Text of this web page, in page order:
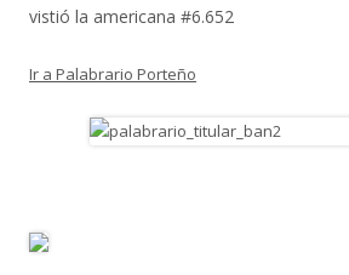
vistió la americana #6.652
Ir a Palabrario Porteño